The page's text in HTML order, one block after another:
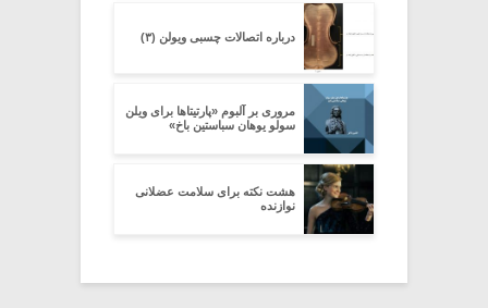
درباره اتصالات چسبی ویولن (۳)
مروری بر آلبوم «پارتیتاها برای ویلن
سولو یوهان سباستین باخ»
هشت نکته برای سلامت عضلانی
نوازنده